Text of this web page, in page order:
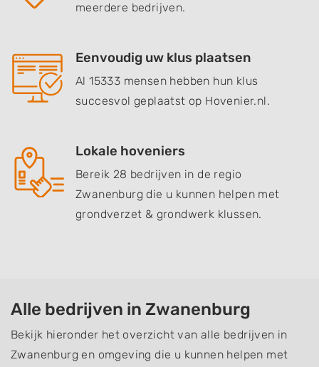
meerdere bedrijven.
Eenvoudig uw klus plaatsen
Al 15333 mensen hebben hun klus
succesvol geplaatst op Hovenier.nl.
Lokale hoveniers
Bereik 28 bedrijven in de regio
Zwanenburg die u kunnen helpen met
grondverzet & grondwerk klussen.
Alle bedrijven in Zwanenburg
Bekijk hieronder het overzicht van alle bedrijven in
Zwanenburg en omgeving die u kunnen helpen met